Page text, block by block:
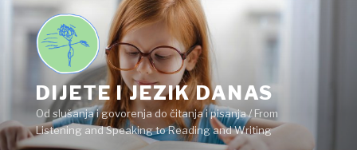
Preskoči
sadržaj
DIJETE I JEZIK DANAS
Od slušanja i govorenja do čitanja i pisanja / From
Listening and Speaking to Reading and Writing